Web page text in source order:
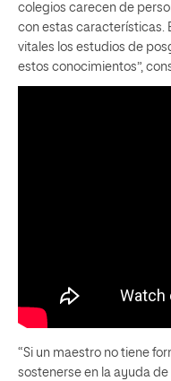
colegios carecen de
con estas características.
vitales los estudios de
estos conocimientos”,
“Si un maestro no tiene
sostenerse en la ayuda de